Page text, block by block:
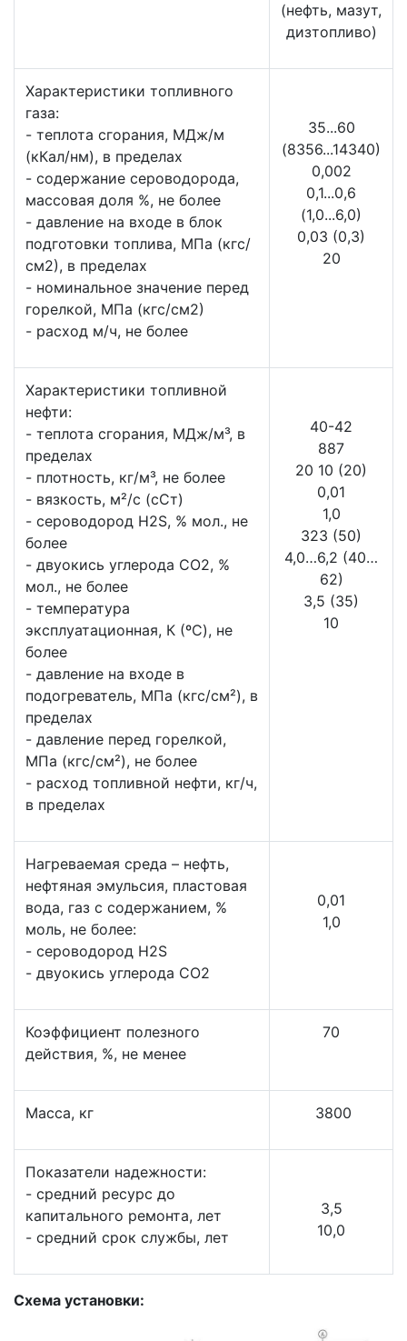
(нефть, мазут,
дизтопливо)
Характеристики топливного
газа:
- теплота сгорания, МДж/м
(кКал/нм), в пределах
- содержание сероводорода,
массовая доля %, не более
- давление на входе в блок
подготовки топлива, МПа (кгс/
см2), в пределах
- номинальное значение перед
горелкой, МПа (кгс/см2)
- расход м/ч, не более
35...60
(8356...14340)
0,002
0,1...0,6
(1,0...6,0)
0,03 (0,3)
20
Характеристики топливной
нефти:
- теплота сгорания, МДж/м³, в
пределах
- плотность, кг/м³, не более
- вязкость, м²/c (сСт)
- сероводород H2S, % мол., не
более
- двуокись углерода СО2, %
мол., не более
- температура
эксплуатационная, К (ºC), не
более
- давление на входе в
подогреватель, МПа (кгс/см²), в
пределах
- давление перед горелкой,
МПа (кгс/см²), не более
- расход топливной нефти, кг/ч,
в пределах
40-42
887
20 10 (20)
0,01
1,0
323 (50)
4,0…6,2 (40…
62)
3,5 (35)
10
Нагреваемая среда – нефть,
нефтяная эмульсия, пластовая
вода, газ с содержанием, %
моль, не более:
- сероводород H2S
- двуокись углерода CO2
0,01
1,0
Коэффициент полезного
действия, %, не менее
70
Масса, кг 3800
Показатели надежности:
- средний ресурс до
капитального ремонта, лет
- средний срок службы, лет
3,5
10,0
Схема установки: